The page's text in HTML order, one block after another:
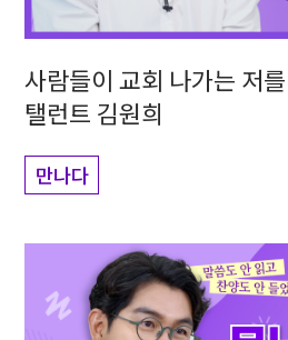
사람들이 교회 나가는 저
탤런트 김원희
만나다